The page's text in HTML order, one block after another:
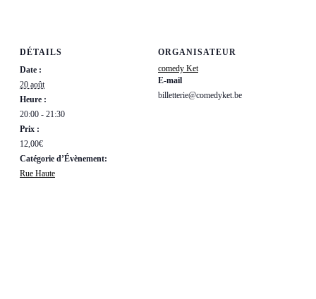
DÉTAILS
Date :
20 août
Heure :
20:00 - 21:30
Prix :
12,00€
Catégorie d’Évènement:
Rue Haute
ORGANISATEUR
comedy Ket
E-mail
billetterie@comedyket.be
EditionEdition